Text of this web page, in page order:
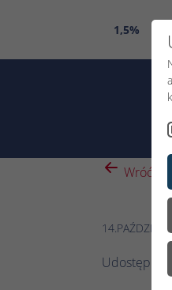
1,5%
Wróć
Udostępnij: